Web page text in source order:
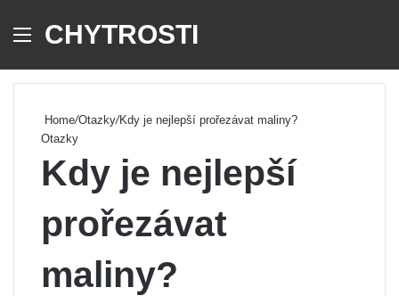
Menu
CHYTROSTI
Home/Otazky/Kdy je nejlepší prořezávat maliny?
Otazky
Kdy je nejlepší
prořezávat
maliny?